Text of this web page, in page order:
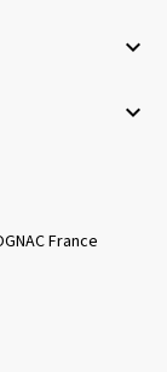


France